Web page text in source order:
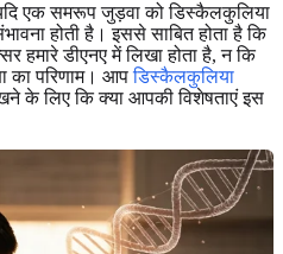
एक समरूप जुड़वा को डिस्कैलकुलिया
होती है। इससे साबित होता है कि
हमारे डीएनए में लिखा होता है, न कि
का परिणाम। आपडिस्कैलकुलिया
के लिए कि क्या आपकी विशेषताएं इस